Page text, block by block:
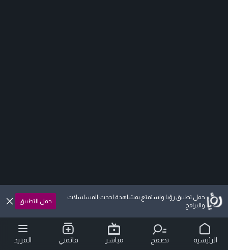
حمل تطبيق رؤيا واستمتع بمشاهدة احدث المسلسلات
والبرامج
حمل التطبيق
الرئيسية تصفح مباشر قائمتي المزيد